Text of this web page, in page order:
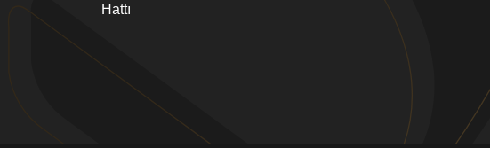
Hattı